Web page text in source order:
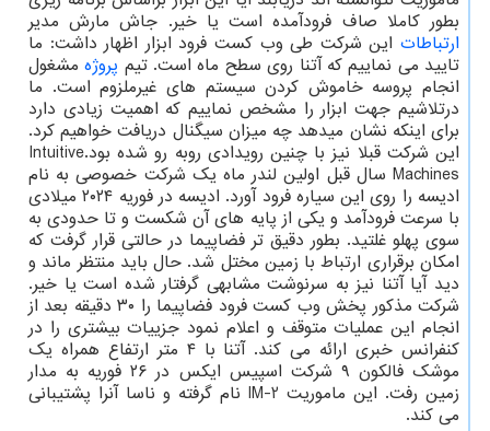
بطور کاملا صاف فرودآمده است یا خیر. جاش مارش مدیر
ارتباطات این شرکت طی وب کست فرود ابزار اظهار داشت: ما
تایید می نماییم که آتنا روی سطح ماه است. تیم پروژهمشغول
انجام پروسه خاموش کردن سیستم های غیرملزوم است. ما
درتلاشیم جهت ابزار را مشخص نماییم که اهمیت زیادی دارد
برای اینکه نشان میدهد چه میزان سیگنال دریافت خواهیم کرد.
این شرکت قبلا نیز با چنین رویدادی روبه رو شده بود.Intuitive
Machines سال قبل اولین لندر ماه یک شرکت خصوصی به نام
ادیسه را روی این سیاره فرود آورد. ادیسه در فوریه ۲۰۲۴ میلادی
با سرعت فرودآمد و یکی از پایه های آن شکست و تا حدودی به
سوی پهلو غلتید. بطور دقیق تر فضاپیما در حالتی قرار گرفت که
امکان برقراری ارتباط با زمین مختل شد. حال باید منتظر ماند و
دید آیا آتنا نیز به سرنوشت مشابهی گرفتار شده است یا خیر.
شرکت مذکور پخش وب کست فرود فضاپیما را ۳۰ دقیقه بعد از
انجام این عملیات متوقف و اعلام نمود جزییات بیشتری را در
کنفرانس خبری ارائه می کند. آتنا با ۴ متر ارتفاع همراه یک
موشک فالکون ۹ شرکت اسپیس ایکس در ۲۶ فوریه به مدار
زمین رفت. این ماموریت IM-2 نام گرفته و ناسا آنرا پشتیبانی
می کند.